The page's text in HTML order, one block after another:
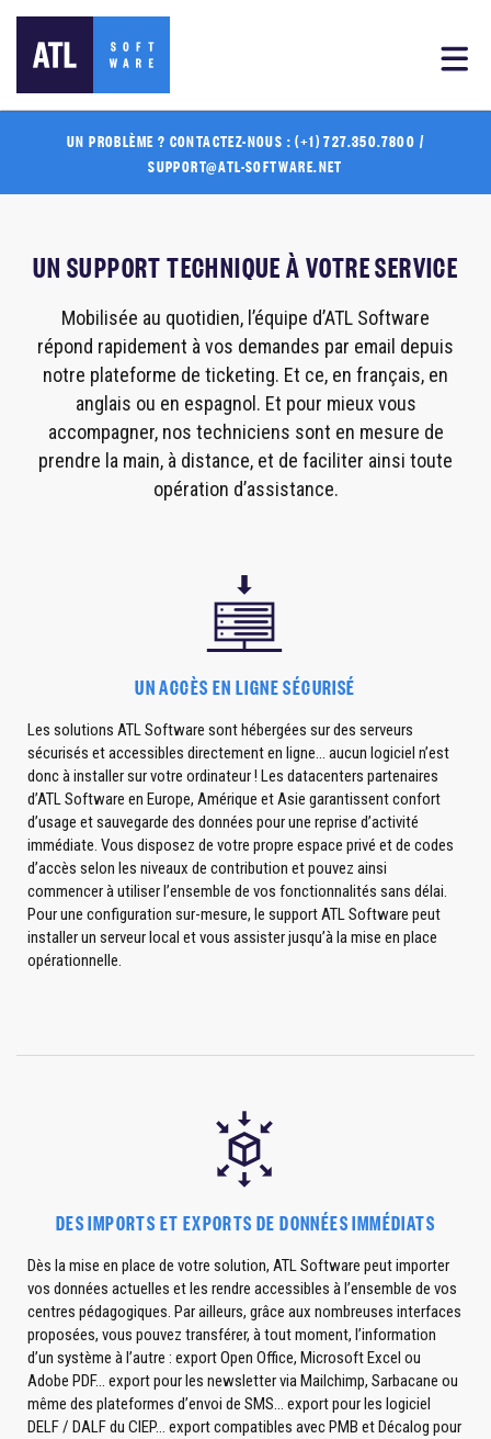
UN PROBLÈME ? CONTACTEZ-NOUS : (+1) 727.350.7800 /
SUPPORT@ATL-SOFTWARE.NET
UN SUPPORT TECHNIQUE À VOTRE SERVICE
Mobilisée au quotidien, l’équipe d’ATL Software
répond rapidement à vos demandes par email depuis
notre plateforme de ticketing. Et ce, en français, en
anglais ou en espagnol. Et pour mieux vous
accompagner, nos techniciens sont en mesure de
prendre la main, à distance, et de faciliter ainsi toute
opération d’assistance.
UN ACCÈS EN LIGNE SÉCURISÉ
Les solutions ATL Software sont hébergées sur des serveurs
sécurisés et accessibles directement en ligne... aucun logiciel n’est
donc à installer sur votre ordinateur ! Les datacenters partenaires
d’ATL Software en Europe, Amérique et Asie garantissent confort
d’usage et sauvegarde des données pour une reprise d’activité
immédiate. Vous disposez de votre propre espace privé et de codes
d’accès selon les niveaux de contribution et pouvez ainsi
commencer à utiliser l’ensemble de vos fonctionnalités sans délai.
Pour une configuration sur-mesure, le support ATL Software peut
installer un serveur local et vous assister jusqu’à la mise en place
opérationnelle.
DES IMPORTS ET EXPORTS DE DONNÉES IMMÉDIATS
Dès la mise en place de votre solution, ATL Software peut importer
vos données actuelles et les rendre accessibles à l’ensemble de vos
centres pédagogiques. Par ailleurs, grâce aux nombreuses interfaces
proposées, vous pouvez transférer, à tout moment, l’information
d’un système à l’autre : export Open Office, Microsoft Excel ou
Adobe PDF... export pour les newsletter via Mailchimp, Sarbacane ou
même des plateformes d’envoi de SMS... export pour les logiciel
DELF / DALF du CIEP... export compatibles avec PMB et Décalog pour